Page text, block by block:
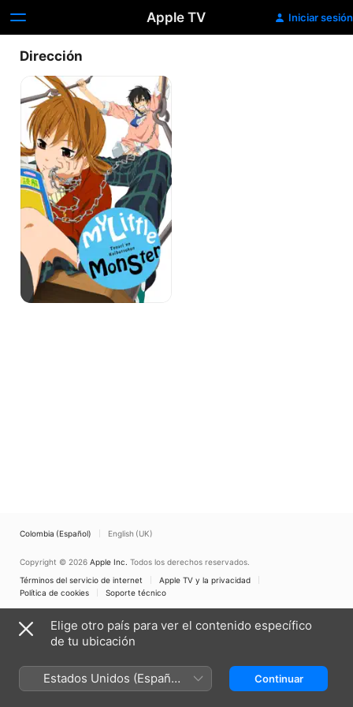
Apple TV Iniciar sesión
Dirección
Tonari
no
Kaibutsu-
kun
Colombia (Español) English (UK)
Copyright © 2026 Apple Inc. Todos los derechos reservados.
Términos del servicio de internet
Apple TV y la privacidad
Política de cookies
Soporte técnico
Elige otro país para ver el contenido específico
de tu ubicación
Estados Unidos (Español
México)
Continuar